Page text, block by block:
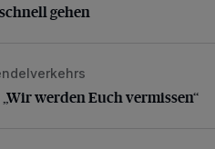
gehen
werden Euch vermissen“
werden Euch vermissen“